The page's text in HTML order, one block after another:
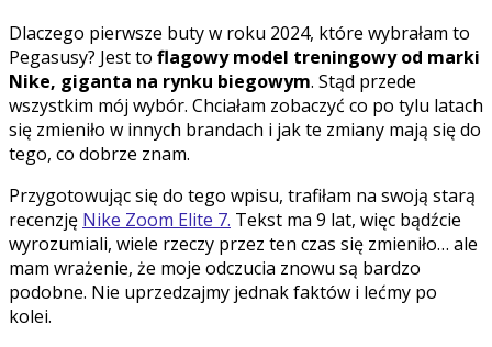
Dlaczego pierwsze buty w roku 2024, które wybrałam to
Pegasusy? Jest to flagowy model treningowy od marki
Nike, giganta na rynku biegowym. Stąd przede
wszystkim mój wybór. Chciałam zobaczyć co po tylu latach
się zmieniło w innych brandach i jak te zmiany mają się do
tego, co dobrze znam.
Przygotowując się do tego wpisu, trafiłam na swoją starą
recenzję Nike Zoom Elite 7. Tekst ma 9 lat, więc bądźcie
wyrozumiali, wiele rzeczy przez ten czas się zmieniło… ale
mam wrażenie, że moje odczucia znowu są bardzo
podobne. Nie uprzedzajmy jednak faktów i lećmy po
kolei.